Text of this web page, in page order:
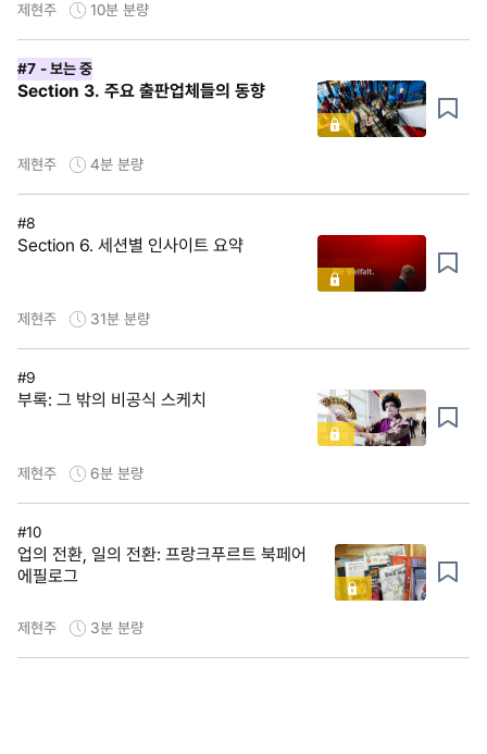
제현주 10분 분량
#7 - 보는 중
Section 3. 주요 출판업체들의 동향
제현주 4분 분량
#8
Section 6. 세션별 인사이트 요약
제현주 31분 분량
#9
부록: 그 밖의 비공식 스케치
제현주 6분 분량
#10
업의 전환, 일의 전환: 프랑크푸르트 북페어
에필로그
제현주 3분 분량